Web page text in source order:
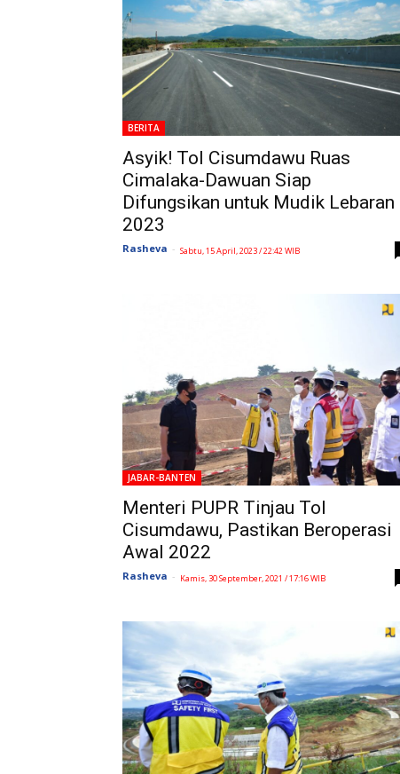
BERITA
Asyik! Tol Cisumdawu Ruas
Cimalaka-Dawuan Siap
Difungsikan untuk Mudik Lebaran
2023
Rasheva - Sabtu, 15 April, 2023 / 22:42 WIB
JABAR-BANTEN
Menteri PUPR Tinjau Tol
Cisumdawu, Pastikan Beroperasi
Awal 2022
Rasheva - Kamis, 30 September, 2021 / 17:16 WIB